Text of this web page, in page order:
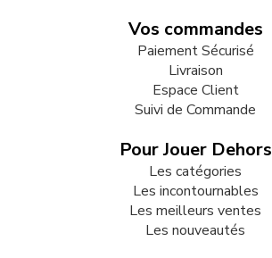
Vos commandes
Paiement Sécurisé
Livraison
Espace Client
Suivi de Commande
Pour Jouer Dehors
Les catégories
Les incontournables
Les meilleurs ventes
Les nouveautés